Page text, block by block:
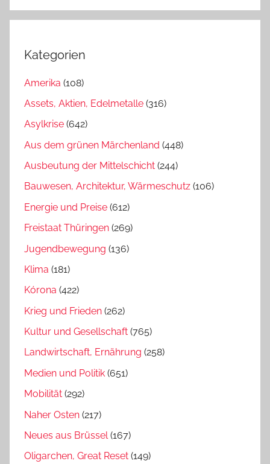
Kategorien
Amerika (108)
Assets, Aktien, Edelmetalle (316)
Asylkrise (642)
Aus dem grünen Märchenland (448)
Ausbeutung der Mittelschicht (244)
Bauwesen, Architektur, Wärmeschutz (106)
Energie und Preise (612)
Freistaat Thüringen (269)
Jugendbewegung (136)
Klima (181)
Kórona (422)
Krieg und Frieden (262)
Kultur und Gesellschaft (765)
Landwirtschaft, Ernährung (258)
Medien und Politik (651)
Mobilität (292)
Naher Osten (217)
Neues aus Brüssel(167)
Oligarchen, Great Reset (149)